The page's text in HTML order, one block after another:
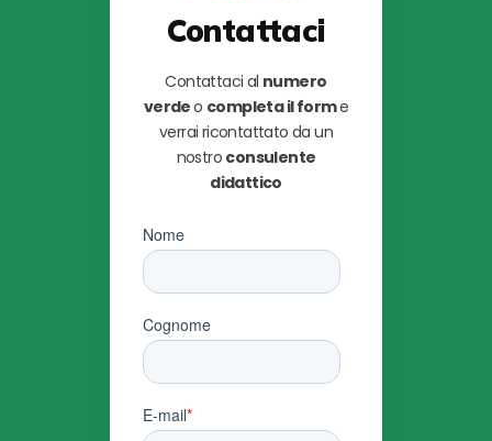
Contattaci
Contattaci al numero
verdeo completa il forme
verrai ricontattato da un
nostro consulente
didattico